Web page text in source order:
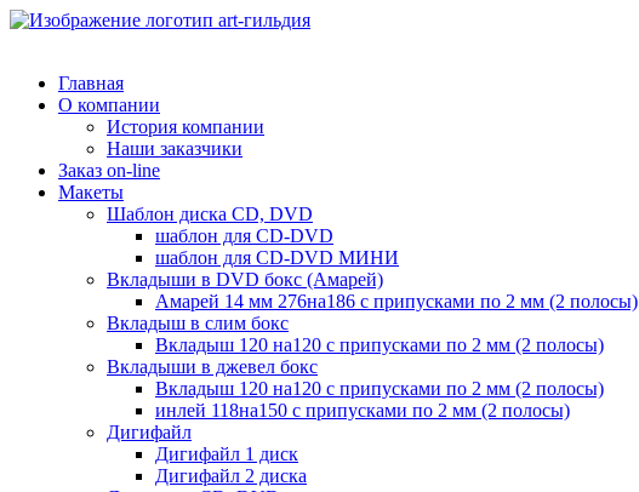
Главная
О компании
История компании
Наши заказчики
Заказ on-line
Макеты
Шаблон диска CD, DVD
шаблон для CD-DVD
шаблон для CD-DVD МИНИ
Вкладыши в DVD бокс (Амарей)
Амарей 14 мм 276на186 с припусками по 2 мм (2 полосы)
Вкладыш в слим бокс
Вкладыш 120 на120 с припусками по 2 мм (2 полосы)
Вкладыши в джевел бокс
Вкладыш 120 на120 с припусками по 2 мм (2 полосы)
инлей 118на150 с припусками по 2 мм (2 полосы)
Дигифайл
Дигифайл 1 диск
Дигифайл 2 диска